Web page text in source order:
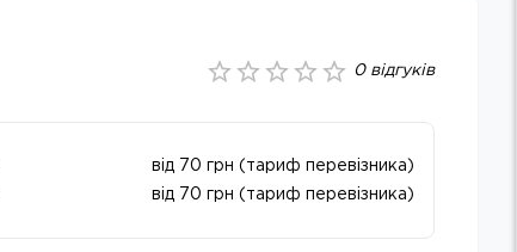
0відгуків
від 70 грн (тариф перевізника)
від 70 грн (тариф перевізника)